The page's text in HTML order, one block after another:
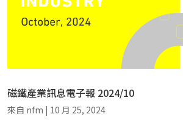
磁鐵產業訊息電子報 2024/10
來自 nfm | 10 月 25, 2024